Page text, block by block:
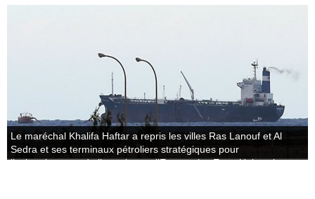
Le maréchal Khalifa Haftar a repris les villes Ras Lanouf et Al
Sedra et ses terminaux pétroliers stratégiques pour
l’acheminement de l’or noir vers l’Europe, les Etats-Unis et la